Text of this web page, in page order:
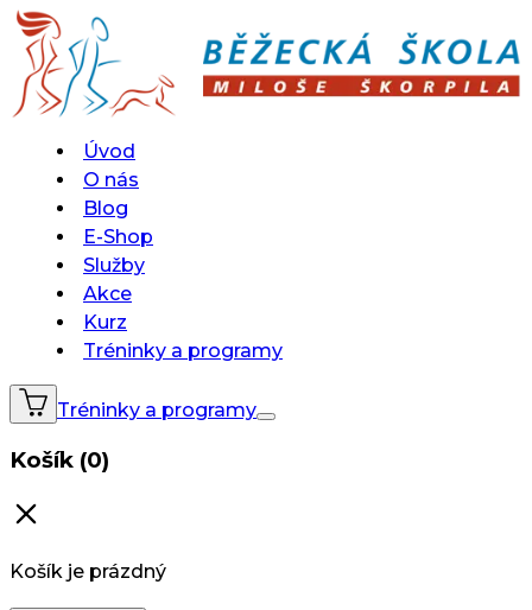
Úvod
O nás
Blog
E-Shop
Služby
Akce
Kurz
Tréninky a programy
Tréninky a programy
Košík (0)
Košík je prázdný